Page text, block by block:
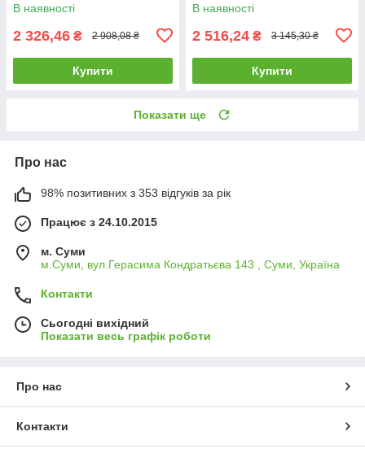
В наявності
2 326,46 ₴ 2 908,08 ₴
Купити
В наявності
2 516,24 ₴ 3 145,30 ₴
Купити
Показати ще
Про нас
98% позитивних з 353 відгуків за рік
Працює з 24.10.2015
м. Суми
м.Суми, вул.Герасима Кондратьєва 143 , Суми, Україна
Контакти
Сьогодні вихідний
Показати весь графік роботи
Про нас
Контакти